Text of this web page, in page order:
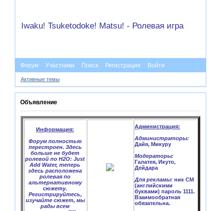
Iwaku! Tsuketodoke! Matsu! - Ролевая игра
Форум Участники Поиск Регистрация Войти
Активные темы
Объявление
Информация:
Форум полностью
перестроен. Здесь
больше не будет
ролевой по H2O: Just
Add Water, теперь
здесь расположена
ролевая по
альтернативному
сюжету.
Регистрируйтесь,
изучайте сюжет, мы
рады всем
Администрация:
Администраторы:
Дайя, Микуру
Модераторы:
Галатея, Икуто,
Дейдара
Для рекламы: ник CM
(английскими
буквами) пароль 1111.
Взаимообратная
обязательна.